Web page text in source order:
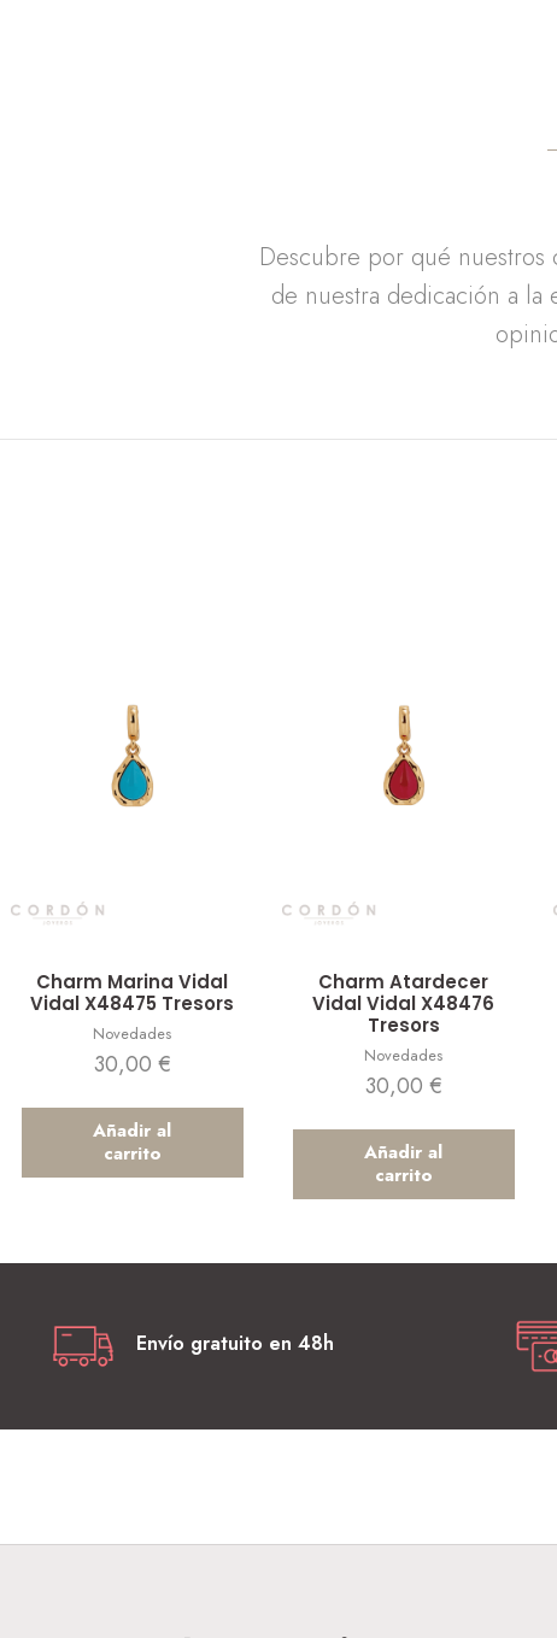
Descubre por qué nuestros
de nuestra dedicación a la
Charm Marina Vidal
Vidal X48475 Tresors
Novedades
30,00 €
Añadir al
carrito
Charm Atardecer
Vidal Vidal X48476
Tresors
Novedades
30,00 €
Añadir al
carrito
Envío gratuito en 48h